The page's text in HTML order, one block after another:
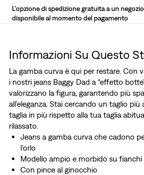
L'opzione di spedizione gratuita a un
disponibile al momento del pagamento
Informazioni Su Questo
La gamba curva è qui per restare. Con
i nostri jeans Baggy Dad a “effetto
valorizzano la figura, garantendo più
all’eleganza. Stai cercando un taglio
taglia in più rispetto alla tua taglia
rilassato.
Jeans a gamba curva che cadono
l’orlo
Modello ampio e morbido su fianchi
Con pince al ginocchio